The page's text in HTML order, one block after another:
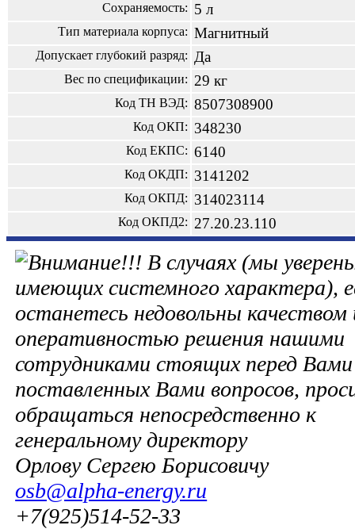
Сохраняемость: 5 л
Тип материала корпуса: Магнитный
Допускает глубокий разряд: Да
Вес по спецификации: 29 кг
Код ТН ВЭД: 8507308900
Код ОКП: 348230
Код ЕКПС: 6140
Код ОКДП: 3141202
Код ОКПД: 314023114
Код ОКПД2: 27.20.23.110
В случаях (мы
имеющих системного характера),
останетесь недовольны качеством
оперативностью решения нашими
сотрудниками стоящих перед Вами
поставленных Вами вопросов,
обращаться непосредственно к
генеральному директору
Орлову Сергею Борисовичу
osb@alpha-energy.ru
+7(925)514-52-33